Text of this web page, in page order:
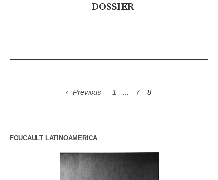
DOSSIER
Previous 1 … 7 8
FOUCAULT LATINOAMERICA